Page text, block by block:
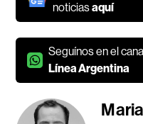
noticiasaquí
Seguínos en el
Línea Argentina